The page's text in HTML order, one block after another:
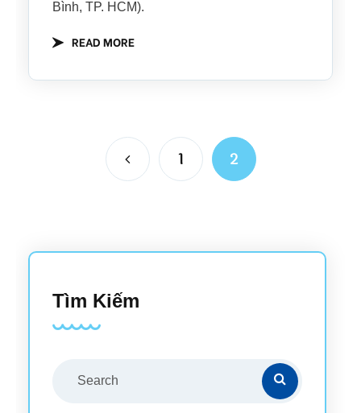
Bình, TP. HCM).
READ MORE
1 2
Tìm Kiếm